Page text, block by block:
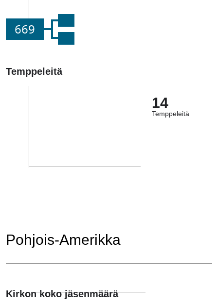
669
Temppeleitä
14
Temppeleitä
Pohjois-Amerikka
Kirkon koko jäsenmäärä